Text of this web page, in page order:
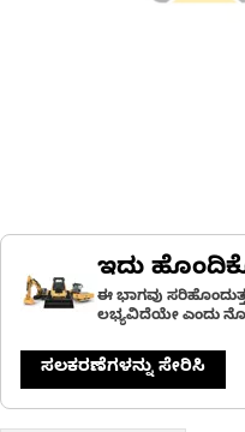
ಇದು
ಈ ಭಾಗವು
ಲಭ್ಯವಿದೆಯೇ ಎಂದು
ಸಲಕರಣೆಗಳನ್ನು ಸೇರಿಸಿ